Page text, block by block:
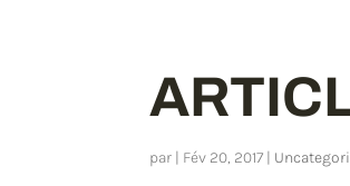
par | Fév 20, 2017 |